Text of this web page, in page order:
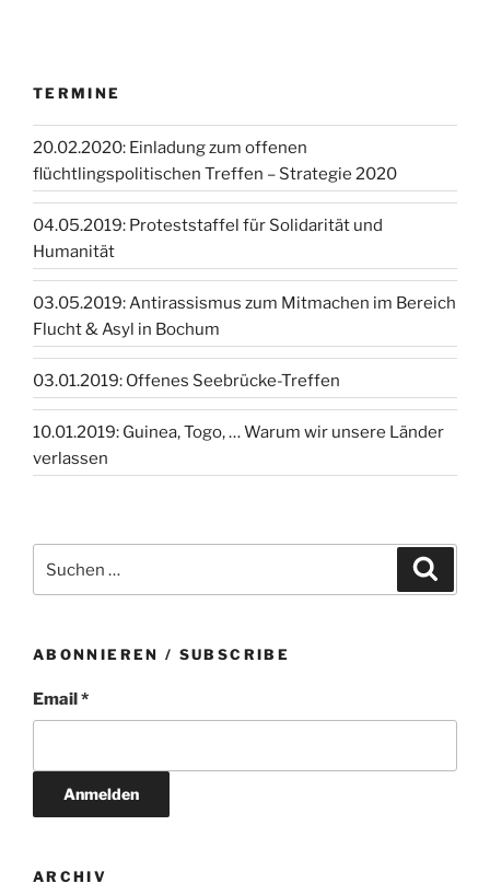
TERMINE
20.02.2020: Einladung zum offenen
flüchtlingspolitischen Treffen – Strategie 2020
04.05.2019: Proteststaffel für Solidarität und
Humanität
03.05.2019: Antirassismus zum Mitmachen im Bereich
Flucht & Asyl in Bochum
03.01.2019: Offenes Seebrücke-Treffen
10.01.2019: Guinea, Togo, … Warum wir unsere Länder
verlassen
nach:
ABONNIEREN / SUBSCRIBE
Email *
ARCHIV